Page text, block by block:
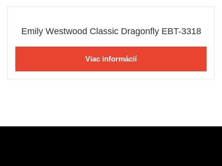
Emily Westwood Classic Dragonfly EBT-3318
Viac informácií